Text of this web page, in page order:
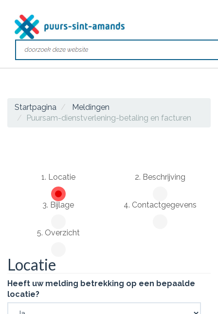
Startpagina
Meldingen
Puursam-dienstverlening-betaling en facturen
1. Locatie 2. Beschrijving
3. Bijlage 4. Contactgegevens
5. Overzicht
Locatie
Heeft uw melding betrekking op een bepaalde
locatie?